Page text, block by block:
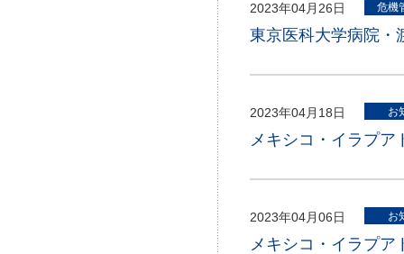
2023年04月26日 危機
東京医科大学病院
2023年04月18日 お
メキシコ・イラプア
2023年04月06日 お
メキシコ・イラプア